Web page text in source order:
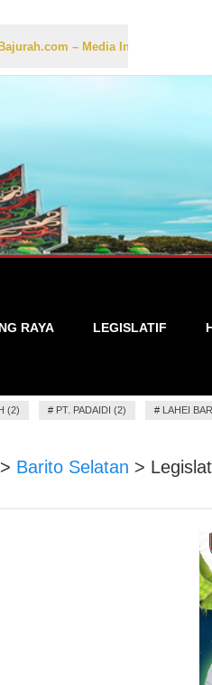
– Media Informasi Lokal yang
RAYA LEGISLATIF
(2) # PT. PADAIDI (2) # LAHEI
> Barito Selatan >